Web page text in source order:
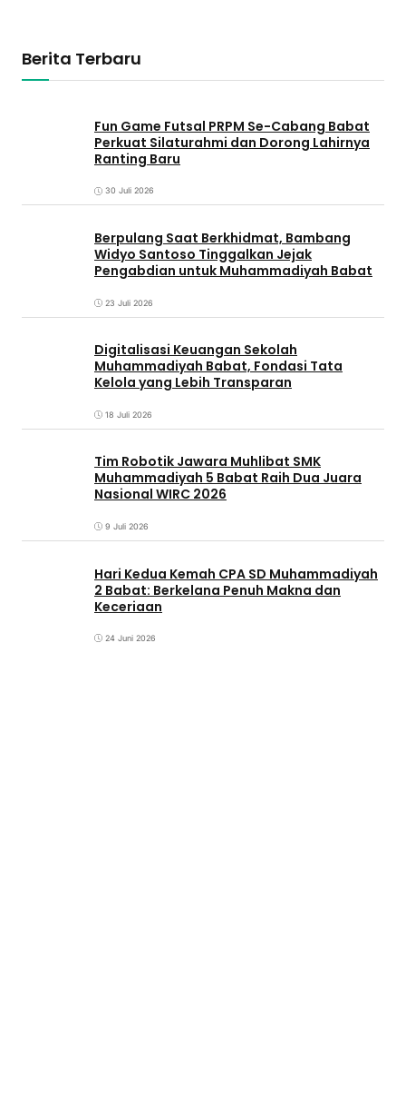
Berita Terbaru
Fun Game Futsal PRPM Se-Cabang Babat
Perkuat Silaturahmi dan Dorong Lahirnya
Ranting Baru
30 Juli 2026
Berpulang Saat Berkhidmat, Bambang
Widyo Santoso Tinggalkan Jejak
Pengabdian untuk Muhammadiyah Babat
23 Juli 2026
Digitalisasi Keuangan Sekolah
Muhammadiyah Babat, Fondasi Tata
Kelola yang Lebih Transparan
18 Juli 2026
Tim Robotik Jawara Muhlibat SMK
Muhammadiyah 5 Babat Raih Dua Juara
Nasional WIRC 2026
9 Juli 2026
‎Hari Kedua Kemah CPA SD Muhammadiyah
2 Babat: Berkelana Penuh Makna dan
Keceriaan
24 Juni 2026